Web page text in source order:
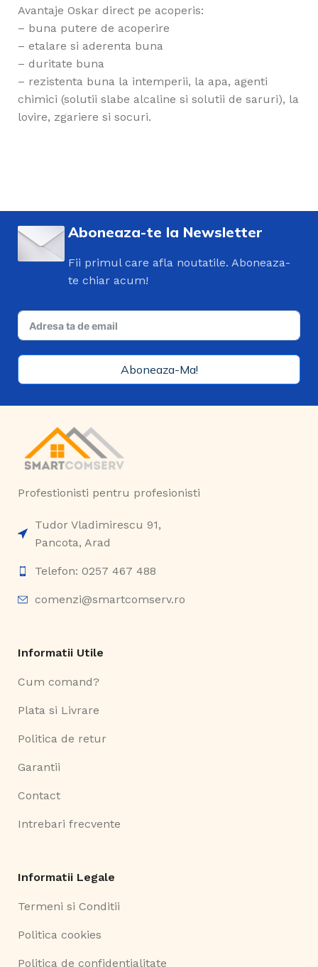
Avantaje Oskar direct pe acoperis:
– buna putere de acoperire
– etalare si aderenta buna
– duritate buna
– rezistenta buna la intemperii, la apa, agenti
chimici (solutii slabe alcaline si solutii de saruri), la
lovire, zgariere si socuri.
Aboneaza-te la Newsletter
Fii primul care afla noutatile. Aboneaza-
te chiar acum!
Aboneaza-Ma!
Profestionisti pentru profesionisti
Tudor Vladimirescu 91,
Pancota, Arad
Telefon: 0257 467 488
comenzi@smartcomserv.ro
Informatii Utile
Cum comand?
Plata si Livrare
Politica de retur
Garantii
Contact
Intrebari frecvente
Informatii Legale
Termeni si Conditii
Politica cookies
Politica de confidentialitate